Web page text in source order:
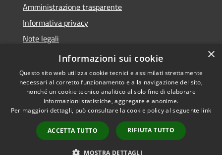
Amministrazione trasparente
Informativa privacy
Note legali
Dichiarazione di accessibilità
Accessibilità
Copyright © 2026 • Comune di
Offida • Powered by
Municipium•
Accesso
redazione
×
Informazioni sui cookie
Questo sito web utilizza cookie tecnici e assimilati strettamente
necessari al corretto funzionamento e alla navigazione del sito,
nonché un cookie tecnico analitico al solo fine di elaborare
informazioni statistiche, aggregate e anonime.
Per maggiori dettagli, può consultare la cookie policy al seguente link
ACCETTA TUTTO RIFIUTA TUTTO
MOSTRA DETTAGLI